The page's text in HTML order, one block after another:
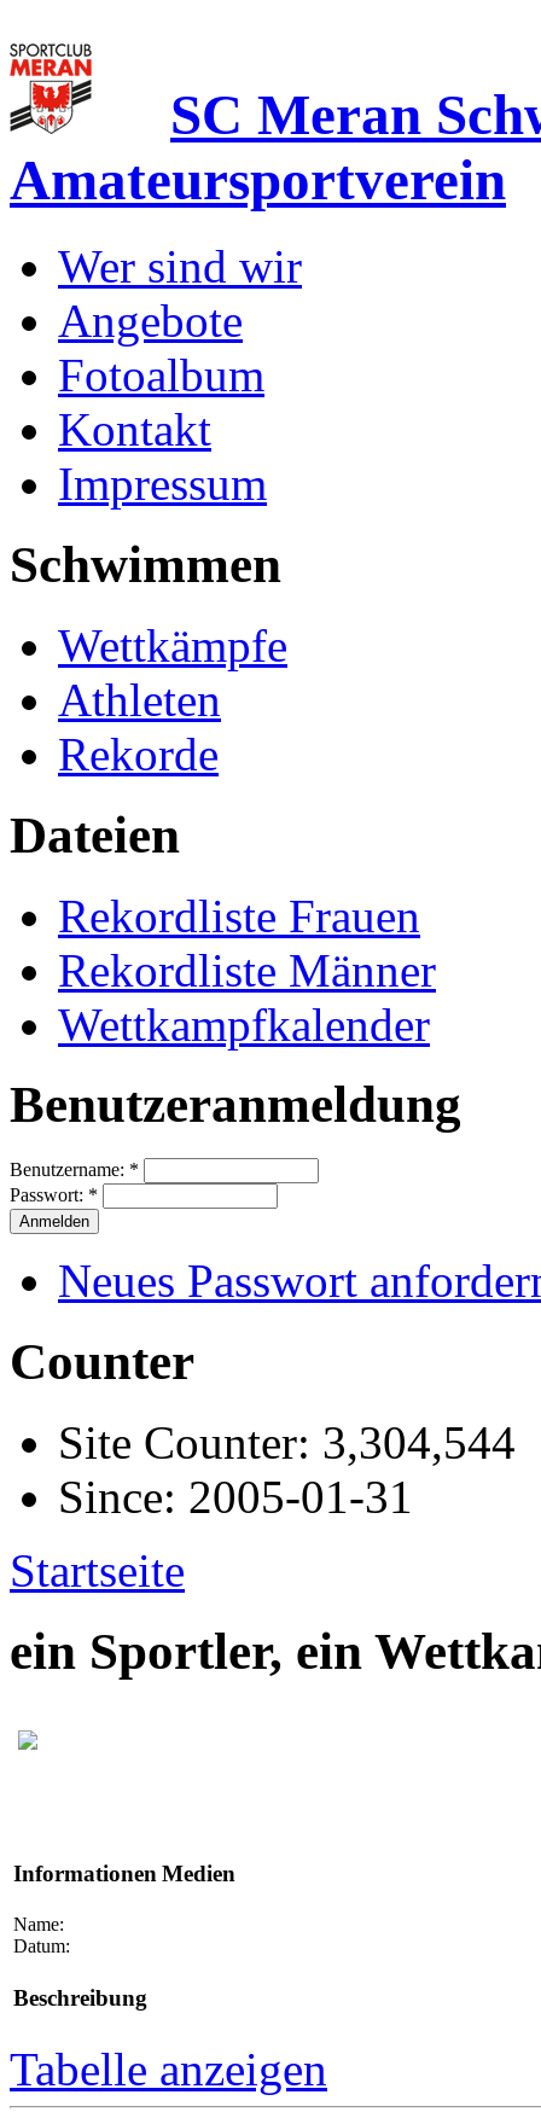
SC Meran
Amateursportverein
Wer sind wir
Angebote
Fotoalbum
Kontakt
Impressum
Schwimmen
Wettkämpfe
Athleten
Rekorde
Dateien
Rekordliste Frauen
Rekordliste Männer
Wettkampfkalender
Benutzeranmeldung
Benutzername: *
Passwort: *
Neues Passwort
Counter
Site Counter: 3,304,544
Since: 2005-01-31
Startseite
ein Sportler, ein
Informationen Medien
Name:
Datum:
Beschreibung
Tabelle anzeigen